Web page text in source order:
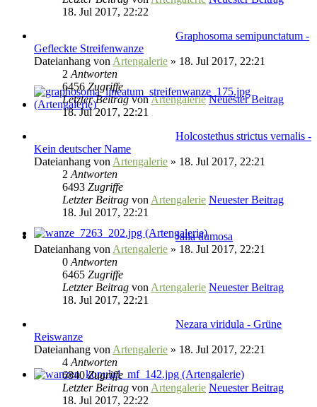
18. Jul 2017, 22:22
Graphosoma semipunctatum -
Gefleckte Streifenwanze
Dateianhang von Artengalerie » 18. Jul 2017, 22:21
2 Antworten
6456 Zugriffe
Letzter BeitragvonArtengalerie Neuester Beitrag
18. Jul 2017, 22:21
Holcostethus strictus vernalis -
Kein deutscher Name
Dateianhang von Artengalerie » 18. Jul 2017, 22:21
2 Antworten
6493 Zugriffe
Letzter Beitrag von Artengalerie Neuester Beitrag
18. Jul 2017, 22:21
Jalla dumosa
Dateianhang von Artengalerie » 18. Jul 2017, 22:21
0 Antworten
6465 Zugriffe
Letzter Beitrag von Artengalerie Neuester Beitrag
18. Jul 2017, 22:21
Nezara viridula - Grüne
Reiswanze
Dateianhang von Artengalerie » 18. Jul 2017, 22:21
4 Antworten
6840Zugriffe
Letzter Beitrag von Artengalerie Neuester Beitrag
18. Jul 2017, 22:22